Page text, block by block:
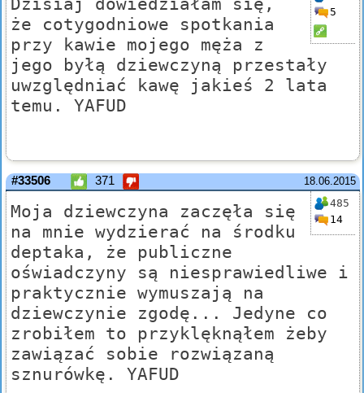
5
że cotygodniowe spotkania
przy kawie mojego męża z
jego byłą dziewczyną przestały
uwzględniać kawę jakieś 2 lata
temu. YAFUD
18.06.2015
#33506 371
485
14
Moja dziewczyna zaczęła się
na mnie wydzierać na środku
deptaka, że publiczne
oświadczyny są niesprawiedliwe i
praktycznie wymuszają na
dziewczynie zgodę... Jedyne co
zrobiłem to przyklęknąłem żeby
zawiązać sobie rozwiązaną
sznurówkę. YAFUD